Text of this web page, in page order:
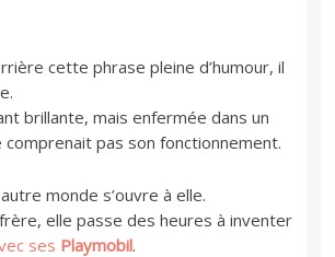
cette phrase pleine d’humour, il
brillante, mais enfermée dans un
pas son fonctionnement.
monde s’ouvre à elle.
elle passe des heures à inventer
ses Playmobil.